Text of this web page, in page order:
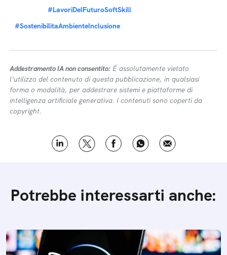
#LavoriDelFuturoSoftSkill
#SostenibilitaAmbienteInclusione
Addestramento IA non consentito: É assolutamente vietato
l’utilizzo del contenuto di questa pubblicazione, in qualsiasi
forma o modalità, per addestrare sistemi e piattaforme di
intelligenza artificiale generativa. I contenuti sono coperti da
copyright.
Potrebbe interessarti anche: